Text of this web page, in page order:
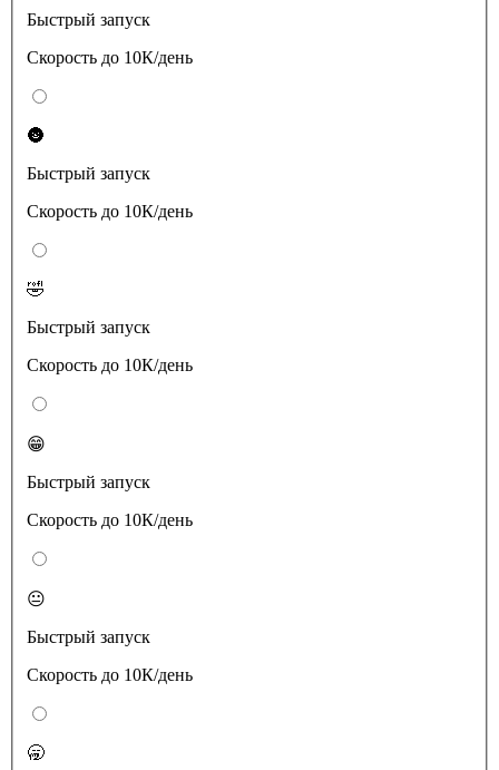
Быстрый запуск
Скорость до 10К/день
🌚
Быстрый запуск
Скорость до 10К/день
🤣
Быстрый запуск
Скорость до 10К/день
😁
Быстрый запуск
Скорость до 10К/день
😐
Быстрый запуск
Скорость до 10К/день
🥱